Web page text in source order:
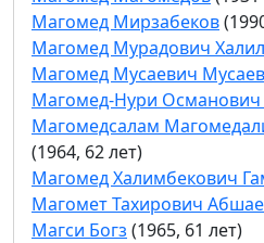
Магомед Мирзабеков
Магомед Мурадович
Магомед Мусаевич Мусаев
Магомед-Нури
Магомедсалам
(1964, 62 лет)
Магомед Халимбекович
Магомет Тахирович
Магси Богз (1965, 61 лет)